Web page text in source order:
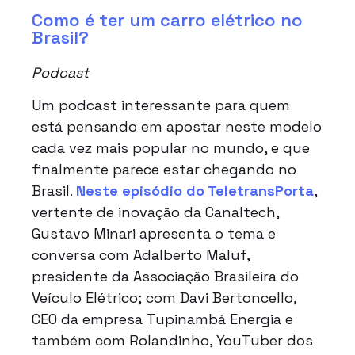
Como é ter um carro elétrico no
Brasil?
Podcast
Um podcast interessante para quem
está pensando em apostar neste modelo
cada vez mais popular no mundo, e que
finalmente parece estar chegando no
Brasil. Neste episódio do TeletransPorta,
vertente de inovação da Canaltech,
Gustavo Minari apresenta o tema e
conversa com Adalberto Maluf,
presidente da Associação Brasileira do
Veículo Elétrico; com Davi Bertoncello,
CEO da empresa Tupinambá Energia e
também com Rolandinho, YouTuber dos